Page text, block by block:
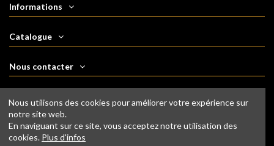
Informations
Catalogue
Nous contacter
Newsletter
Nous utilisons des cookies pour améliorer votre expérience sur
notre site web.
En naviguant sur ce site, vous acceptez notre utilisation des
cookies. Plus d'infos